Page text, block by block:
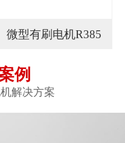
微型有刷电机R385
例
解决方案